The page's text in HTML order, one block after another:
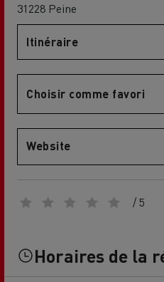
31228 Peine
Itinéraire
Choisir comme favori
Website
/ 5
Horaires de la